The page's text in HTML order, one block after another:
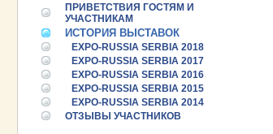
ПРИВЕТСТВИЯ ГОСТЯМ И
УЧАСТНИКАМ
ИСТОРИЯ ВЫСТАВОК
EXPO-RUSSIA SERBIA 2018
EXPO-RUSSIA SERBIA 2017
EXPO-RUSSIA SERBIA 2016
EXPO-RUSSIA SERBIA 2015
EXPO-RUSSIA SERBIA 2014
ОТЗЫВЫ УЧАСТНИКОВ
25.06.2026 ::
25.06.2026 ::Деловая программа EXPO EURASIA